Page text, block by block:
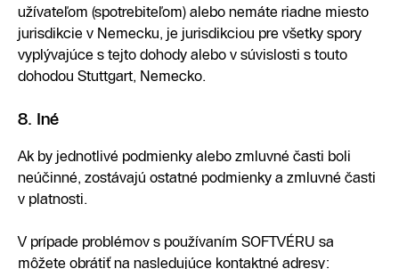
užívateľom (spotrebiteľom) alebo nemáte riadne miesto
jurisdikcie v Nemecku, je jurisdikciou pre všetky spory
vyplývajúce s tejto dohody alebo v súvislosti s touto
dohodou Stuttgart, Nemecko.
8. Iné
Ak by jednotlivé podmienky alebo zmluvné časti boli
neúčinné, zostávajú ostatné podmienky a zmluvné časti
v platnosti.
V prípade problémov s používaním SOFTVÉRU sa
môžete obrátiť na nasledujúce kontaktné adresy: